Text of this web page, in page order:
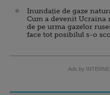
Inundație de gaze
Cum a devenit Ucraina
de pe urma gazelor
face tot posibilul s-o
Ads by